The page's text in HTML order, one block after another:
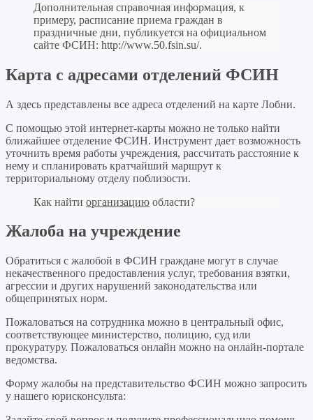
Дополнительная справочная информация, к
примеру, расписание приема граждан в
праздничные дни, публикуется на официальном
сайте ФСИН: http://www.50.fsin.su/.
Карта с адресами отделений ФСИН
А здесь представлены все адреса отделений на карте Лобни.
С помощью этой интернет-карты можно не только найти
ближайшее отделение ФСИН. Инструмент дает возможность
уточнить время работы учреждения, рассчитать расстояние к
нему и спланировать кратчайший маршрут к
территориальному отделу поблизости.
Как найти организацию области?
Жалоба на учреждение
Обратиться с жалобой в ФСИН граждане могут в случае
некачественного предоставления услуг, требования взятки,
агрессии и других нарушений законодательства или
общепринятых норм.
Пожаловаться на сотрудника можно в центральный офис,
соответствующее министерство, полицию, суд или
прокуратуру. Пожаловаться онлайн можно на онлайн-портале
ведомства.
Форму жалобы на представительство ФСИН можно запросить
у нашего юрисконсульта: